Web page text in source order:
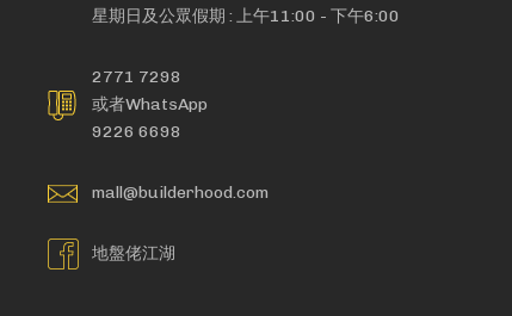
星期日及公眾假期 : 上午11:00 - 下午6:00
2771 7298
或者WhatsApp
9226 6698
mall@builderhood.com
地盤佬江湖